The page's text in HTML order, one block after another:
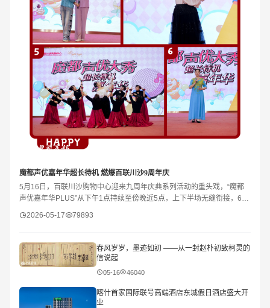
​魔都声优嘉年华超长待机 燃爆百联川沙9周年庆
5月16日，百联川沙购物中心迎来九周年庆典系列活动的重头戏，“魔都
声优嘉年华PLUS”从下午1点持续至傍晚近5点，上下半场无缝衔接，66
2026-05-17 79893
春风岁岁，墨迹如初 ——从一封赵朴初致柯灵的
信说起
05-16 46040
喀什首家国际联号高端酒店东城假日酒店盛大开
业